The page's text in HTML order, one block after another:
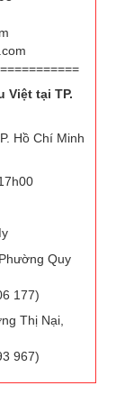
Việt tại TP.
Hồ Chí Minh
Quy
177)
Thị Nại,
967)